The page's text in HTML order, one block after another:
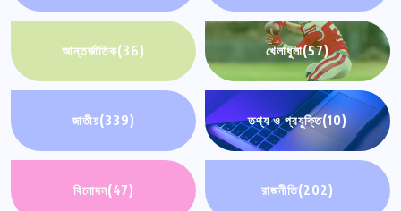
আন্তর্জাতিক(36) খেলাধুলা(57)
জাতীয়(339) তথ্য ও প্রযুক্তি(10)
বিনোদন(47) রাজনীতি(202)